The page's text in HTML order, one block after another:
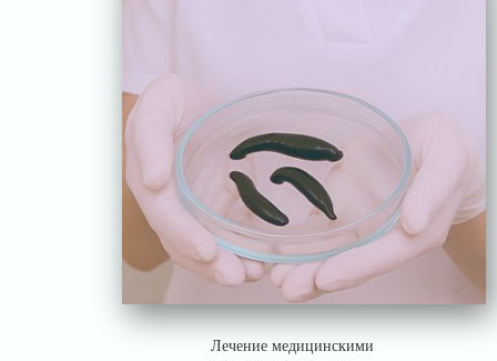
Лечение медицинскими